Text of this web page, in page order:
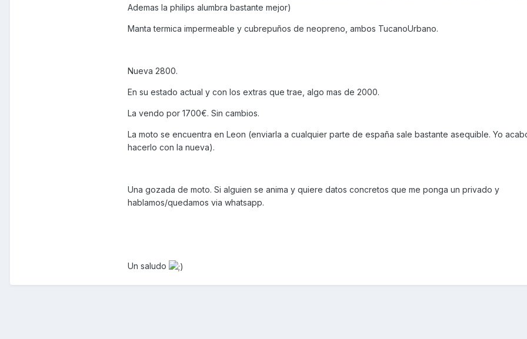
Ademas la philips alumbra bastante mejor)
Manta termica impermeable y cubrepuños de neopreno, ambos TucanoUrbano.
Nueva 2800.
En su estado actual y con los extras que trae, algo mas de 2000.
La vendo por 1700€. Sin cambios.
La moto se encuentra en Leon (enviarla a cualquier parte de españa sale bastante asequible. Yo
hacerlo con la nueva).
Una gozada de moto. Si alguien se anima y quiere datos concretos que me ponga un privado y
hablamos/quedamos via whatsapp.
Un saludo